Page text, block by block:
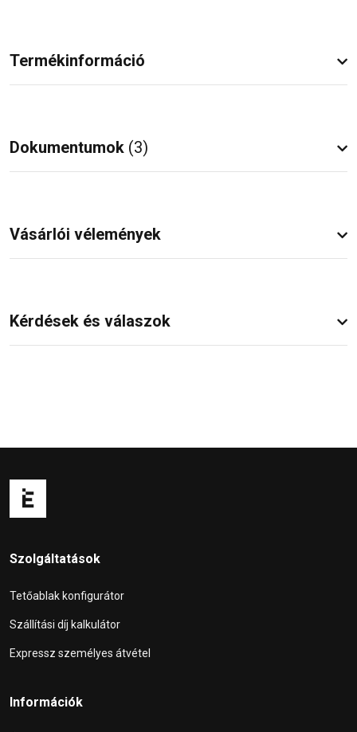
Termékinformáció
Dokumentumok (3)
Vásárlói vélemények
Kérdések és válaszok
Szolgáltatások
Tetőablak konfigurátor
Szállítási díj kalkulátor
Expressz személyes átvétel
Információk